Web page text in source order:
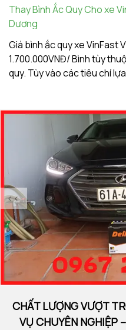
Thay Bình Ắc Quy Cho xe
Dương
Giá bình ắc quy xe VinFast
1.700.000VNĐ/ Bình tùy
quy. Tùy vào các tiêu chí
<<
CHẤT LƯỢNG VƯỢT
VỤ CHUYÊN NGHIỆP